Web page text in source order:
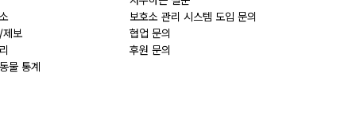
제보
물 통계
보호소 관리 시스템 도입 문의
협업 문의
후원 문의